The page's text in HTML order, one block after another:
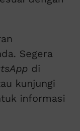
Segera
di
kunjungi
informasi